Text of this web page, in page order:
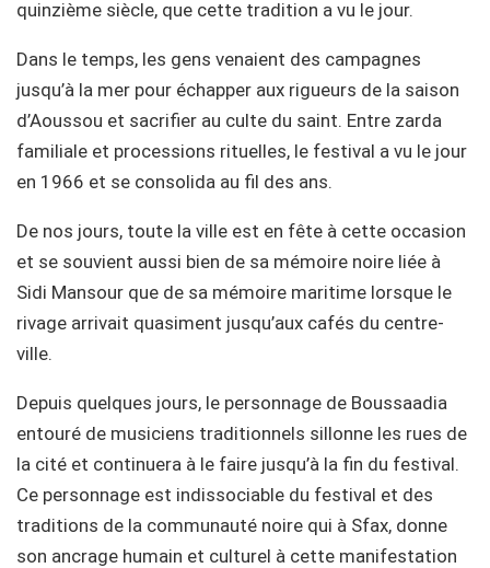
quinzième siècle, que cette tradition a vu le jour.
Dans le temps, les gens venaient des campagnes
jusqu’à la mer pour échapper aux rigueurs de la saison
d’Aoussou et sacrifier au culte du saint. Entre zarda
familiale et processions rituelles, le festival a vu le jour
en 1966 et se consolida au fil des ans.
De nos jours, toute la ville est en fête à cette occasion
et se souvient aussi bien de sa mémoire noire liée à
Sidi Mansour que de sa mémoire maritime lorsque le
rivage arrivait quasiment jusqu’aux cafés du centre-
ville.
Depuis quelques jours, le personnage de Boussaadia
entouré de musiciens traditionnels sillonne les rues de
la cité et continuera à le faire jusqu’à la fin du festival.
Ce personnage est indissociable du festival et des
traditions de la communauté noire qui à Sfax, donne
son ancrage humain et culturel à cette manifestation